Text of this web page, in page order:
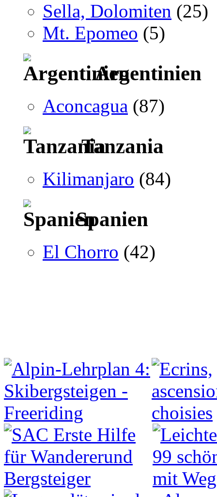
Sella, Dolomiten (25)
Mt. Epomeo (5)
Argentinien
Aconcagua (87)
Tanzania
Kilimanjaro (84)
Spanien
El Chorro (42)